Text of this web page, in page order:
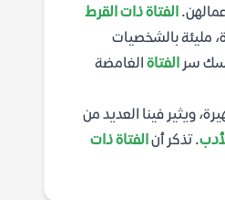
الفتاة ذات القرط
مليئة بالشخصيات
سر الفتاة الغامضة
ويثير فينا العديد من
. تذكر أنالفتاة ذات